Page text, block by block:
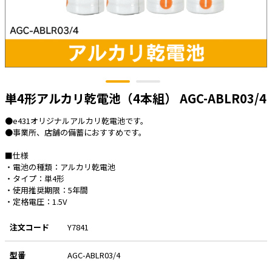
電源タップ・延長コード
スイッチ・コンセント（配線器具）
ボックス・ビニル電線管付属品・引き込
みカバー
工具関連
感染症関連
その他
e431オリジナル
単4形アルカリ乾電池（4本組） AGC-ABLR03/4
●e431オリジナルアルカリ乾電池です。
●事業所、店舗の備蓄におすすめです。
■仕様
・電池の種類：アルカリ乾電池
・タイプ：単4形
・使用推奨期限：5年間
・定格電圧：1.5V
注文コード Y7841
型番 AGC-ABLR03/4